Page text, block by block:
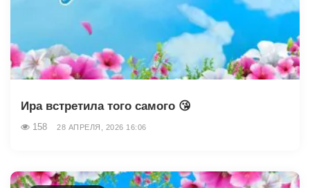
Ира встретила того самого 😘
158 28 АПРЕЛЯ, 2026 16:06